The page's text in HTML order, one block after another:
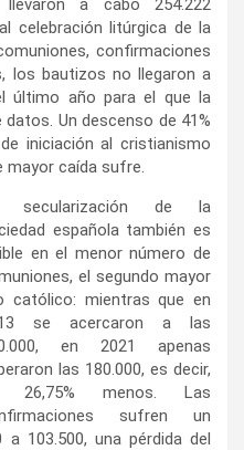
llevaron a cabo 254.222
celebración litúrgica de la
confirmaciones
los bautizos no llegaron a
último año para el que la
Un descenso de 41%
iniciación al cristianismo
mayor caída sufre.
secularización de la
española también es
en el menor número de
el segundo mayor
católico: mientras que en
se acercaron a las
en 2021 apenas
las 180.000, es decir,
26,75% menos. Las
sufren un
103.500, una pérdida del